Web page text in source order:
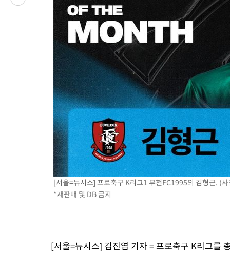
낮 최고 35도 '무더위'…동해안 시간당 30㎜ '강한 비'[내일날
[속보]이강인 "감독님이 원하는 마음 느꼈고, 많은 트로피 원해
수도권 40도 육박 '펄펄'…동해안 일부 지역엔 호의주의보
온열질환 사망자 3명 늘어…누적 환자 3000명 돌파
강릉에 시간당 81.4㎜ 물폭탄…도로 잠기고 담벼락 붕괴
백운산서 80년근 천종산삼 9뿌리 발견…감정가 1.3억원
선재도서 해루질 나섰다 실종 60대, 닷새 만에 숨진 채 발견
남자 농구, 나고야 아시안게임서 '홈팀' 일본과 한일전
여수 오동도 해상서 모터보트 전복…1명 사망·1명 실종
극한폭염 한풀 꺾이지만…'낮 최고 35도' 무더위, 열대야 계속[다
축구협회 "압수수색·성접대 논란 사과…쇄신의 기회로 삼겠다"
[속보]'압수수색·성접대 논란' 축구협회 "실망과 걱정 안겨드려
'최고 37도' 폭염 지속…강원동해안 최대 150㎜ 비
[속보]뉴욕증시 상승 마감…S&P 0.6% 나스닥 1.3%↑
[서울=뉴시스] 프로축구 K리그1 부천FC1995의 김형근. (
*재판매 및 DB 금지
[서울=뉴시스] 김진엽 기자 = 프로축구 K리그를